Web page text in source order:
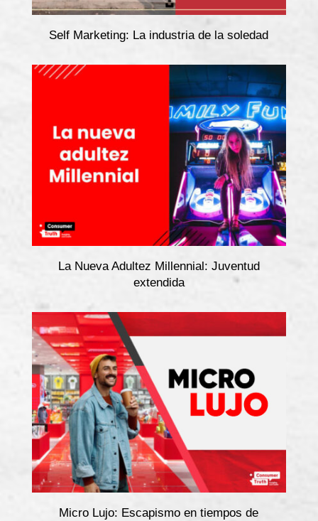
Self Marketing: La industria de la soledad
La Nueva Adultez Millennial: Juventud
extendida
Micro Lujo: Escapismo en tiempos de